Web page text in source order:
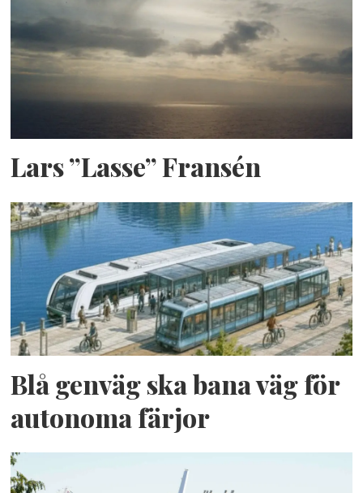
Lars ”Lasse” Fransén
Blå genväg ska bana väg för
autonoma färjor